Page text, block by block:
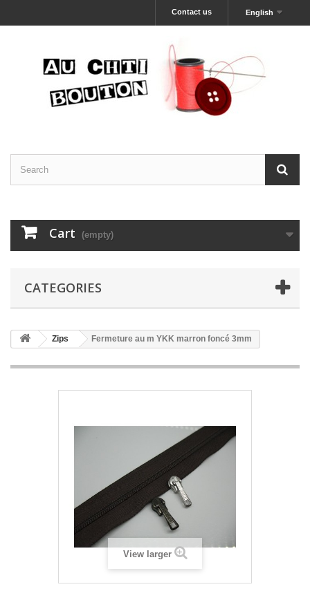
English
Contact us
Cart (empty)
CATEGORIES
Zips Fermeture au m YKK marron foncé 3mm
View larger